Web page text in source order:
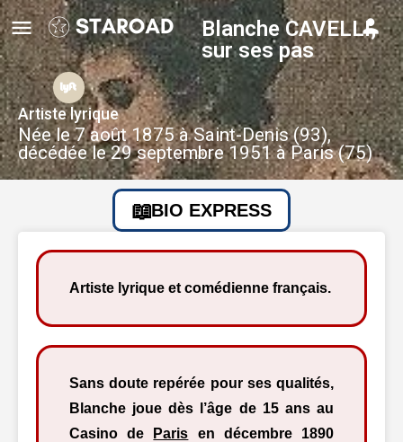
Blanche CAVELLI,
sur ses pas
Artiste lyrique
Née le 7 août 1875 à Saint-Denis (93),
décédée le 29 septembre 1951 à Paris (75)
BIO EXPRESS
Artiste lyrique et comédienne français.
Sans doute repérée pour ses qualités,
Blanche joue dès l’âge de 15 ans au
Casino de
Paris en décembre 1890